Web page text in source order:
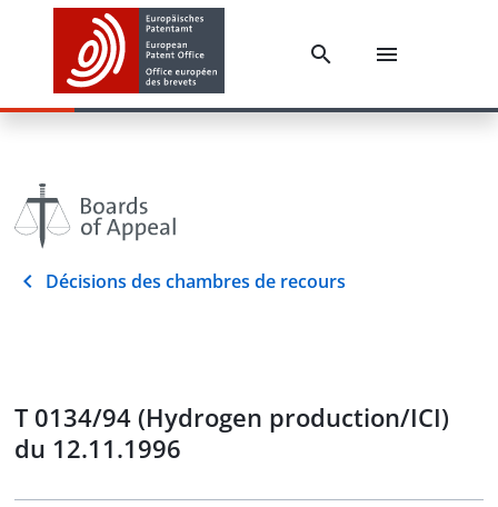
Décisions des chambres de recours
T 0134/94 (Hydrogen production/ICI)
du 12.11.1996